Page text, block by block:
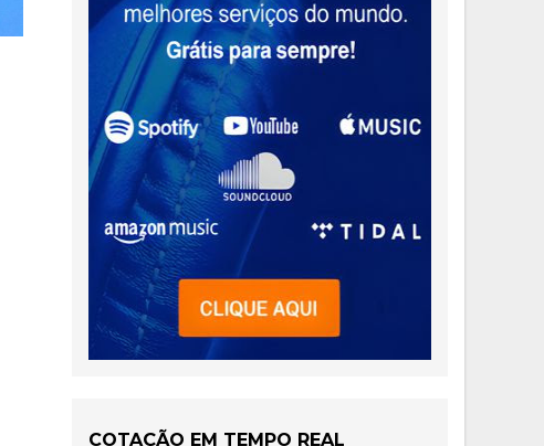
COTAÇÃO EM TEMPO REAL